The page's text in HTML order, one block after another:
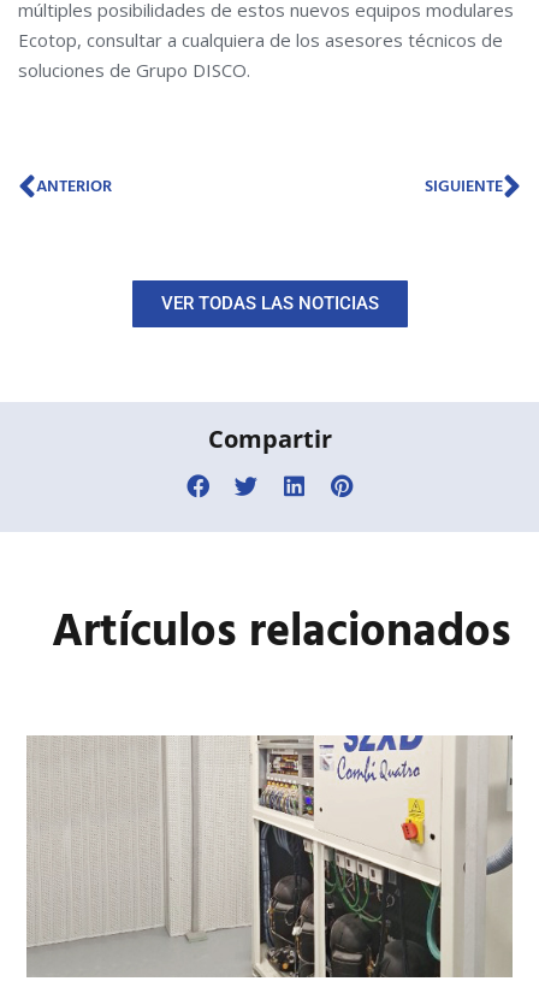
múltiples posibilidades de estos nuevos equipos modulares
Ecotop, consultar a cualquiera de los asesores técnicos de
soluciones de Grupo DISCO.
Ant
ANTERIOR SIGUIENTE
VER TODAS LAS NOTICIAS
Compartir
Artículos relacionados